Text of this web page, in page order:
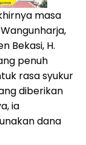
masa
Bekasi, H.
penuh
rasa syukur
diberikan
ia
dana